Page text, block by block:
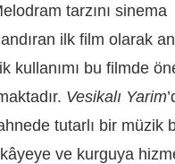
tarzını sinema
ilk film olarak
kullanımı bu filmde
Vesikalı Yarim
tutarlı bir müzik
ve kurguya